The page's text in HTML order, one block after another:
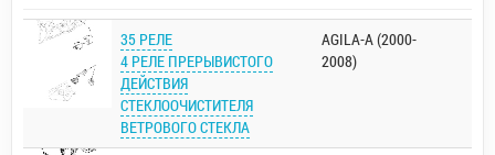
35 РЕЛЕ
4 РЕЛЕ ПРЕРЫВИСТОГО
ДЕЙСТВИЯ
СТЕКЛООЧИСТИТЕЛЯ
ВЕТРОВОГО СТЕКЛА
AGILA-A (2000-
2008)